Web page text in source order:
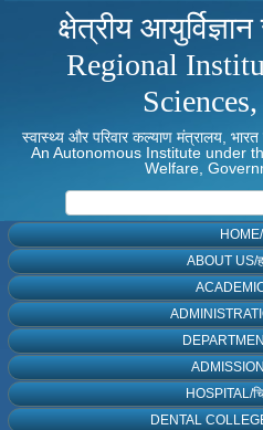
क्षेत्रीय
Regional
स्वास्थ्य और परिवार कल्याण मंत्रालय,
An Autonomous Institute under
Welfare,
ABOUT US/
HOSPITAL/
DENTAL